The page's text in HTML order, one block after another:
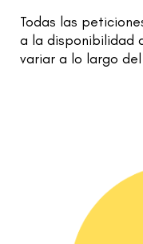
Todas las
a la disponibilidad
variar a lo largo